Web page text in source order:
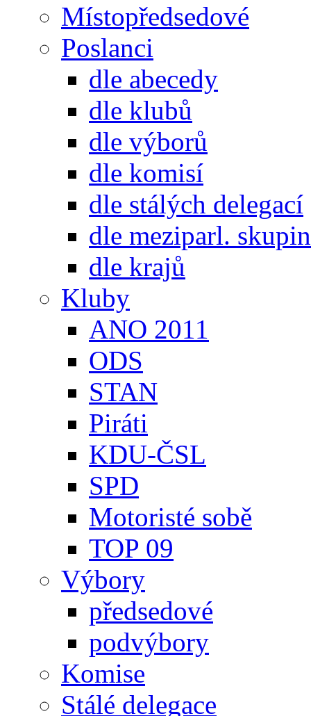
Místopředsedové
Poslanci
dle abecedy
dle klubů
dle výborů
dle komisí
dle stálých delegací
dle meziparl. skupin
dle krajů
Kluby
ANO 2011
ODS
STAN
Piráti
KDU-ČSL
SPD
Motoristé sobě
TOP 09
Výbory
předsedové
podvýbory
Komise
Stálé delegace